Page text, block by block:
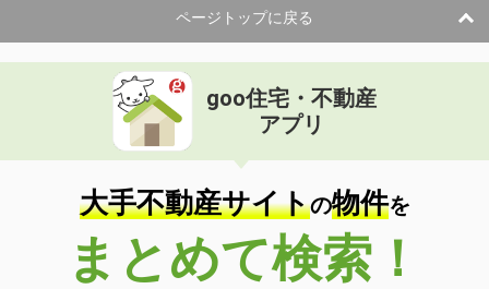
ページトップに戻る
goo住宅・不動産
アプリ
大手不動産サイトの物件を
まとめて検索！